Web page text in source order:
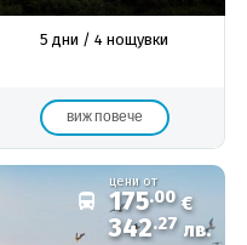
5 дни / 4 нощувки
виж повече
цени от
175.00 €
342.27 лв.